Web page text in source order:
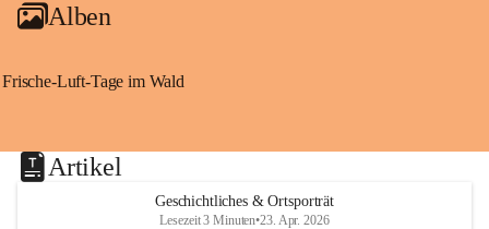
Alben
Frische-Luft-Tage im Wald
Artikel
Geschichtliches & Ortsporträt
Lesezeit 3 Minuten•23. Apr. 2026